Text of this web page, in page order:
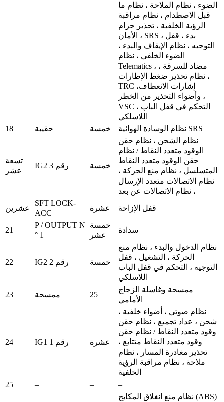
الضوء ، نظام الملاحة ، نظام ما
قبل الاصطدام ، نظام مراقبة
الرؤية الخلفية ، تحذير حزام
الأمان ، SRS ، بدء ، قفل
التوجيه ، نظام الإيقاف والبدء ،
الضوء الخلفي ، نظام
Telematics ، مضاد للسرقة ،
نظام تحذير ضغط الإطارات ،
TRC ،إشارات الانعطاف
وأضواء التحذير من الخطر ،
VSC ، التحكم في قفل الباب
اللاسلكي
18
حقيبة خمسة نظام الوسادة الهوائية SRS
تسعة
عشر
IG2 رقم 3 خمسة
نظام الشحن ، نظام حقن
الوقود متعدد النقاط / نظام
حقن الوقود متعدد النقاط
المتسلسل ، نظام منع الحركة ،
نظام الاتصالات متعدد الإرسال
، نظام الاتصالات عن بعد
عشرين
SFT LOCK-
ACC
عشرة قفل الإزاحة
21
P / OUTPUT N
° 1
خمسة
عشر
سدادة
22 IG2 رقم 2 خمسة
نظام الدخول والبدء ، نظام منع
الحركة ، التشغيل ، قفل
التوجيه ، التحكم في قفل الباب
اللاسلكي
23 ممسحة 25
ممسحة وغاسلة الزجاج
الأمامي
24 IG1 رقم 1 عشرة
نظام صوتي ، أضواء خلفية ،
شحن ، عداد تجميع ، نظام حقن
وقود متعدد النقاط / نظام حقن
وقود متعدد النقاط متتابع ،
تحذير مغادرة المسار ، نظام
ملاحة ، نظام مراقبة الرؤية
الخلفية
25
– – –
نظام منع انغلاق المكابح (ABS)